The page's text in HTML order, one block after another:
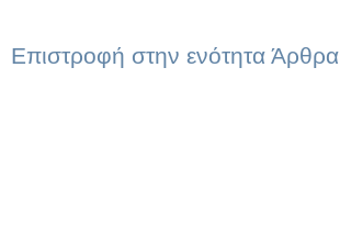
Επιστροφή στην ενότητα Άρθρα